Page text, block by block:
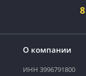
О компании
ИНН 3996791800